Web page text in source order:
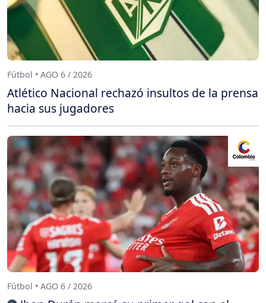
Fútbol • AGO 6 / 2026
Atlético Nacional rechazó insultos de la prensa
hacia sus jugadores
Fútbol • AGO 6 / 2026